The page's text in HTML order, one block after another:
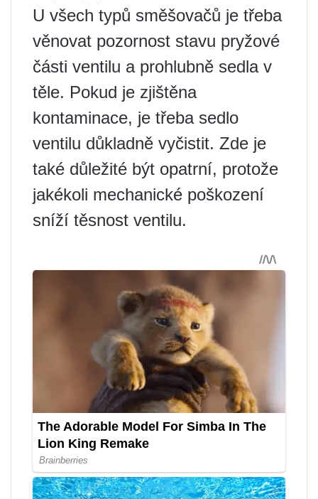
U všech typů směšovačů je třeba
věnovat pozornost stavu pryžové
části ventilu a prohlubně sedla v
těle. Pokud je zjištěna
kontaminace, je třeba sedlo
ventilu důkladně vyčistit. Zde je
také důležité být opatrní, protože
jakékoli mechanické poškození
sníží těsnost ventilu.